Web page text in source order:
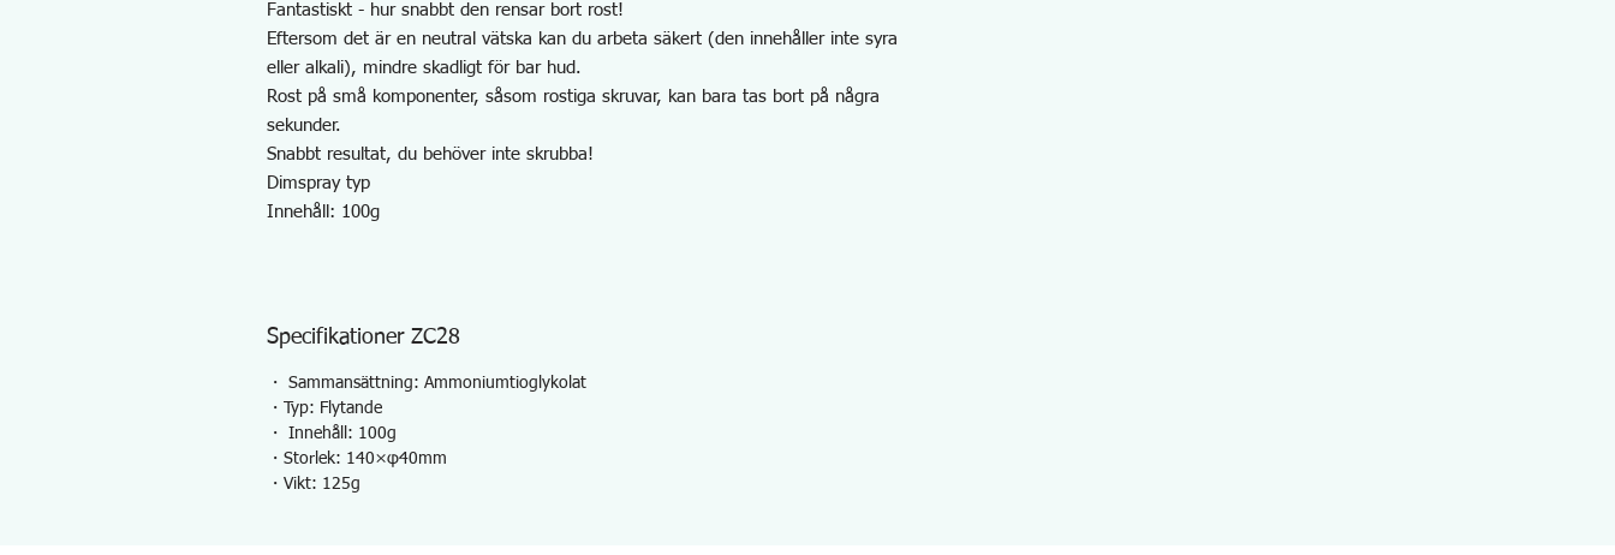
Fantastiskt - hur snabbt den rensar bort rost!
Eftersom det är en neutral vätska kan du arbeta säkert (den innehåller inte syra
eller alkali), mindre skadligt för bar hud.
Rost på små komponenter, såsom rostiga skruvar, kan bara tas bort på några
sekunder.
Snabbt resultat, du behöver inte skrubba!
Dimspray typ
Innehåll: 100g
Specifikationer ZC28
・ Sammansättning: Ammoniumtioglykolat
・Typ: Flytande
・ Innehåll: 100g
・Storlek: 140×φ40mm
・Vikt: 125g